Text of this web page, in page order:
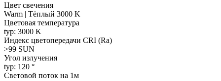
Цвет свечения
Warm | Тёплый 3000 K
Цветовая температура
typ: 3000 K
Индекс цветопередачи CRI (Ra)
>99 SUN
Угол излучения
typ: 120 °
Световой поток на 1м